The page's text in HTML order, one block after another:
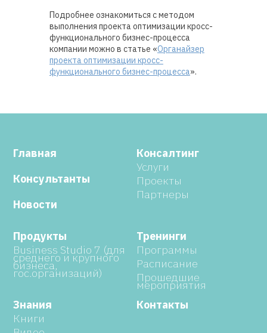
Подробнее ознакомиться с методом
выполнения проекта оптимизации кросс-
функционального бизнес-процесса
компании можно в статье «Органайзер
проекта оптимизации кросс-
функционального бизнес-процесса».
Главная
Консультанты
Новости
Консалтинг
Услуги
Проекты
Партнеры
Продукты
Business Studio 7 (для
среднего и крупного
бизнеса,
гос.организаций)
Тренинги
Программы
Расписание
Прошедшие
мероприятия
Знания
Книги
Контакты